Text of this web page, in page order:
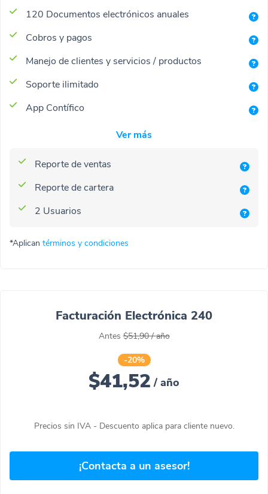
120 Documentos electrónicos anuales
Cobros y pagos
Manejo de clientes y servicios / productos
Soporte ilimitado
App Contífico
Ver más
Reporte de ventas
Reporte de cartera
2 Usuarios
*Aplican términos y condiciones
Facturación Electrónica 240
Antes$51,90/año
-20%
$41,52 / año
Precios sin IVA - Descuento aplica para cliente nuevo.
¡Contacta a un asesor!